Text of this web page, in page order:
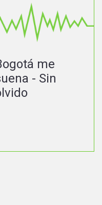
me
- Sin